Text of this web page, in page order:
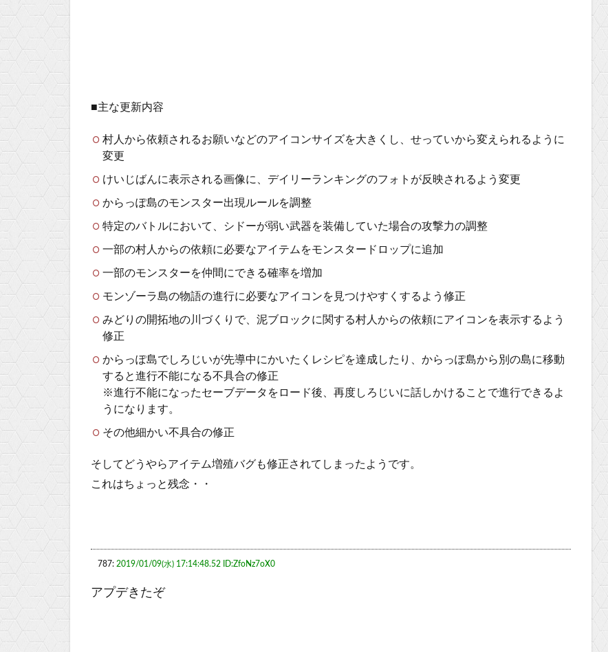
■主な更新内容
村人から依頼されるお願いなどのアイコンサイズを大きくし、せっていから変えられるように
変更
けいじばんに表示される画像に、デイリーランキングのフォトが反映されるよう変更
からっぽ島のモンスター出現ルールを調整
特定のバトルにおいて、シドーが弱い武器を装備していた場合の攻撃力の調整
一部の村人からの依頼に必要なアイテムをモンスタードロップに追加
一部のモンスターを仲間にできる確率を増加
モンゾーラ島の物語の進行に必要なアイコンを見つけやすくするよう修正
みどりの開拓地の川づくりで、泥ブロックに関する村人からの依頼にアイコンを表示するよう
修正
からっぽ島でしろじいが先導中にかいたくレシピを達成したり、からっぽ島から別の島に移動
すると進行不能になる不具合の修正
※進行不能になったセーブデータをロード後、再度しろじいに話しかけることで進行できるよ
うになります。
その他細かい不具合の修正
そしてどうやらアイテム増殖バグも修正されてしまったようです。
これはちょっと残念・・
787: 2019/01/09(水) 17:14:48.52 ID:ZfoNz7oX0
アプデきたぞ